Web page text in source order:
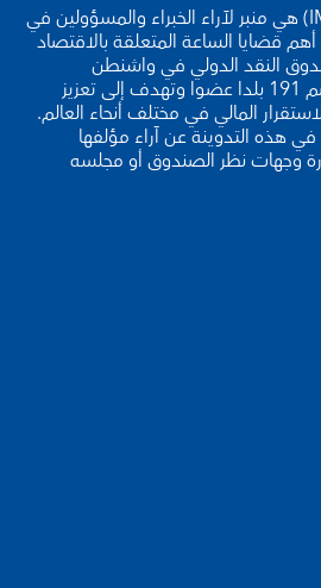
مدونة الصندوق (IMFBlog) هي منبر لآراء الخبراء والمسؤولين في
قضايا الساعة المتعلقة بالاقتصاد
النقد الدولي في واشنطن
العاصمة، وهو منظمة تضم 191 بلدا عضوا وتهدف إلى تعزيز
المالي في مختلف أنحاء العالم.
في هذه التدوينة عن آراء مؤلفها
وجهات نظر الصندوق أو مجلسه